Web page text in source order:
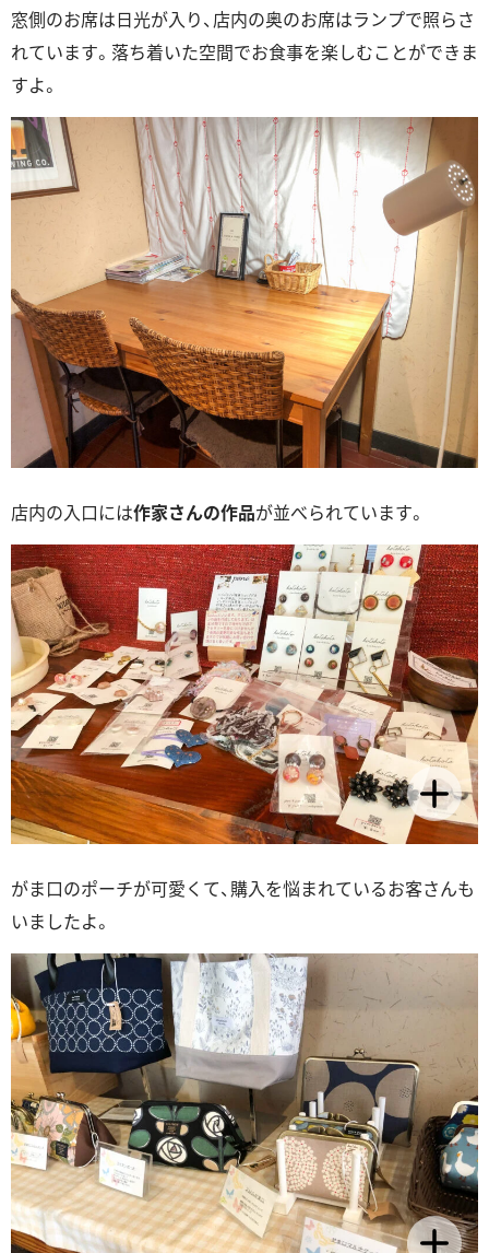
窓側のお席は日光が入り、店内の奥のお席はランプで照らさ
れています。落ち着いた空間でお食事を楽しむことができま
すよ。
店内の入口には作家さんの作品が並べられています。
がま口のポーチが可愛くて、購入を悩まれているお客さんも
いましたよ。